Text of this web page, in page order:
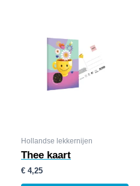
Hollandse lekkernijen
Thee kaart
€ 4,25